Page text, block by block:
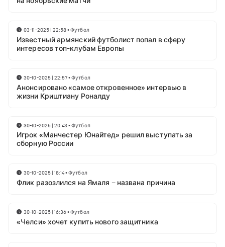
03-11-2025 | 22:58•Футбол
Известный армянский футболист попал в сферу
интересов топ-клубам Европы
30-10-2025 | 22:57•Футбол
Анонсировано «самое откровенное» интервью в
жизни Криштиану Роналду
30-10-2025 | 20:43 •Футбол
Игрок «Манчестер Юнайтед» решил выступать за
сборную России
30-10-2025 | 18:14•Футбол
Флик разозлился на Ямаля – названа причина
30-10-2025 | 16:36•Футбол
«Челси» хочет купить нового защитника